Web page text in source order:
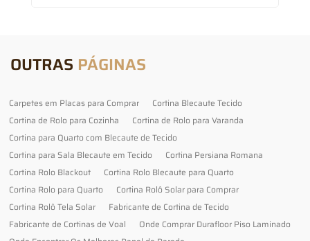
OUTRAS PÁGINAS
Carpetes em Placas para Comprar
Cortina Blecaute Tecido
Cortina de Rolo para Cozinha
Cortina de Rolo para Varanda
Cortina para Quarto com Blecaute de Tecido
Cortina para Sala Blecaute em Tecido
Cortina Persiana Romana
Cortina Rolo Blackout
Cortina Rolo Blecaute para Quarto
Cortina Rolo para Quarto
Cortina Rolô Solar para Comprar
Cortina Rolô Tela Solar
Fabricante de Cortina de Tecido
Fabricante de Cortinas de Voal
Onde Comprar Durafloor Piso Laminado